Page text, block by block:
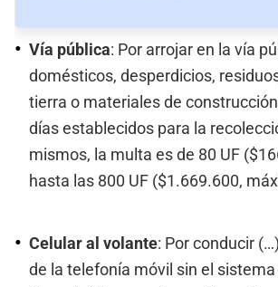
Vía pública: Por arrojar en la vía
domésticos, desperdicios,
tierra o materiales de
días establecidos para la
mismos, la multa es de 80 UF
hasta las 800 UF ($1.669.600,
Celular al volante: Por conducir
de la telefonía móvil sin el